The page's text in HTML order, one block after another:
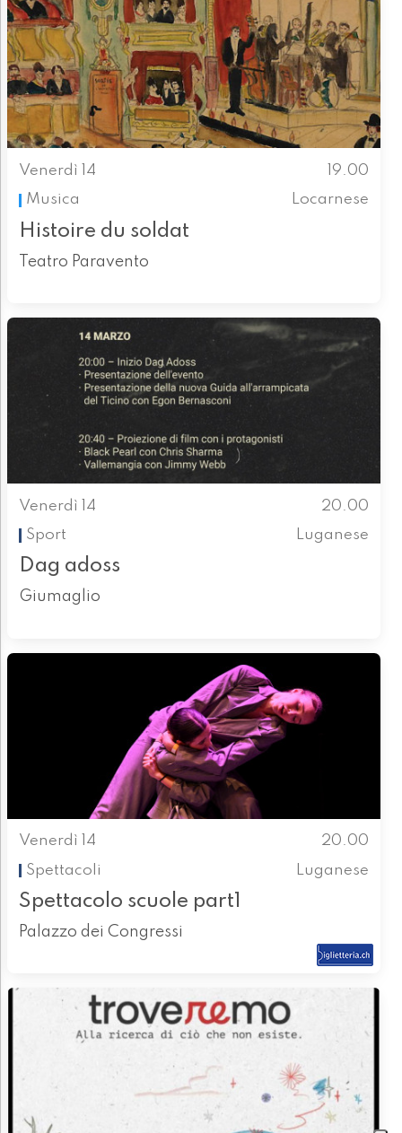
Venerdì 14
19.00
Musica
Locarnese
Histoire du soldat
Teatro Paravento
Venerdì 14
20.00
Sport
Luganese
Dag adoss
Giumaglio
Venerdì 14
20.00
Spettacoli
Luganese
Spettacolo scuole part1
Palazzo dei Congressi